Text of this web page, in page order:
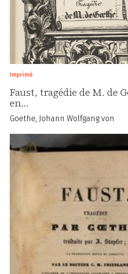
Imprimé
Faust, tragédie de M. de
en…
Goethe, Johann Wolfgang von